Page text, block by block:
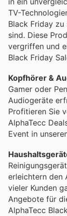
TV-
Black Friday
sind. Diese
vergriffen und
Black Friday
Kopfhörer &
Gamer oder
Audiogeräte
Profitieren Sie
AlphaTecc
Event in
erleichtern den
vieler Kunden
Angebote für
AlphaTecc